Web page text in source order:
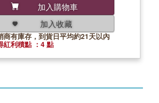
加入購物車
加入收藏
商有庫存，到貨日平均約21天以內
紅利積點 ：4 點